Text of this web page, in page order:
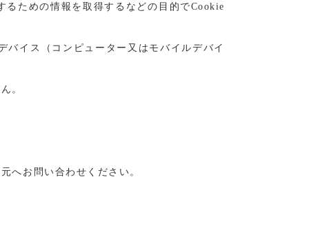
ための情報を取得するなどの目的でCookie
イス（コンピューター又はモバイルデバイ
。
へお問い合わせください。